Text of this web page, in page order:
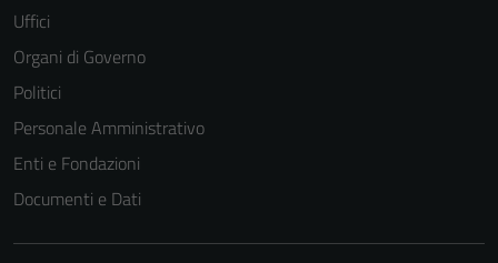
Uffici
Organi di Governo
Politici
Personale Amministrativo
Enti e Fondazioni
Documenti e Dati